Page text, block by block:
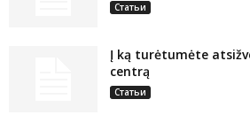
Статьи
Į ką turėtumėte
centrą
Статьи